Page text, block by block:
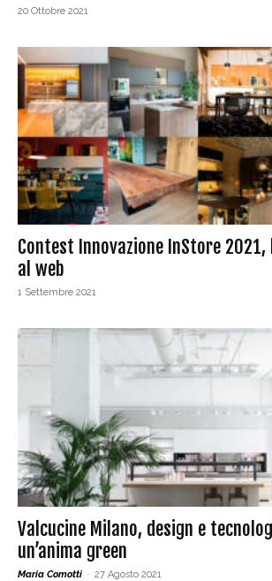
20 Ottobre 2021
Contest Innovazione InStore
al web
1 Settembre 2021
Valcucine Milano, design e
un’anima green
Maria Comotti - 27 Agosto 2021